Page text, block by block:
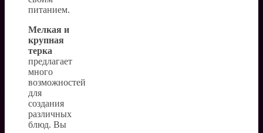
питанием.
Мелкая и
крупная
терка
предлагает
много
возможностей
для
создания
различных
блюд. Вы